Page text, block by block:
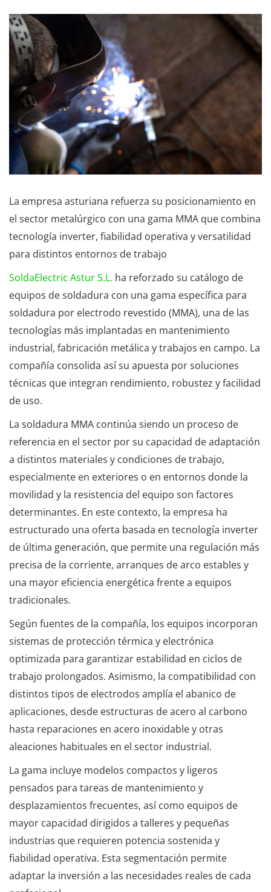
La empresa asturiana refuerza su posicionamiento en
el sector metalúrgico con una gama MMA que combina
tecnología inverter, fiabilidad operativa y versatilidad
para distintos entornos de trabajo
SoldaElectric Astur S.L. ha reforzado su catálogo de
equipos de soldadura con una gama específica para
soldadura por electrodo revestido (MMA), una de las
tecnologías más implantadas en mantenimiento
industrial, fabricación metálica y trabajos en campo. La
compañía consolida así su apuesta por soluciones
técnicas que integran rendimiento, robustez y facilidad
de uso.
La soldadura MMA continúa siendo un proceso de
referencia en el sector por su capacidad de adaptación
a distintos materiales y condiciones de trabajo,
especialmente en exteriores o en entornos donde la
movilidad y la resistencia del equipo son factores
determinantes. En este contexto, la empresa ha
estructurado una oferta basada en tecnología inverter
de última generación, que permite una regulación más
precisa de la corriente, arranques de arco estables y
una mayor eficiencia energética frente a equipos
tradicionales.
Según fuentes de la compañía, los equipos incorporan
sistemas de protección térmica y electrónica
optimizada para garantizar estabilidad en ciclos de
trabajo prolongados. Asimismo, la compatibilidad con
distintos tipos de electrodos amplía el abanico de
aplicaciones, desde estructuras de acero al carbono
hasta reparaciones en acero inoxidable y otras
aleaciones habituales en el sector industrial.
La gama incluye modelos compactos y ligeros
pensados para tareas de mantenimiento y
desplazamientos frecuentes, así como equipos de
mayor capacidad dirigidos a talleres y pequeñas
industrias que requieren potencia sostenida y
fiabilidad operativa. Esta segmentación permite
adaptar la inversión a las necesidades reales de cada